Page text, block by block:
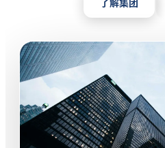
了解集团